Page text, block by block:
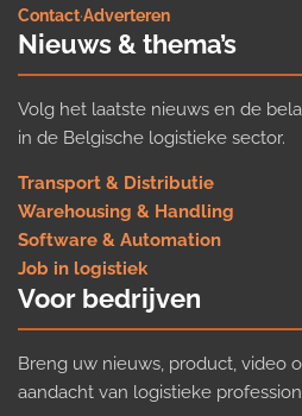
Contact·Adverteren
Nieuws & thema’s
Volg het laatste nieuws en de
in de Belgische logistieke sector.
Transport & Distributie
Warehousing & Handling
Software & Automation
Job in logistiek
Voor bedrijven
Breng uw nieuws, product, video
aandacht van logistieke